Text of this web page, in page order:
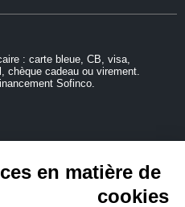
en matière de
cookies